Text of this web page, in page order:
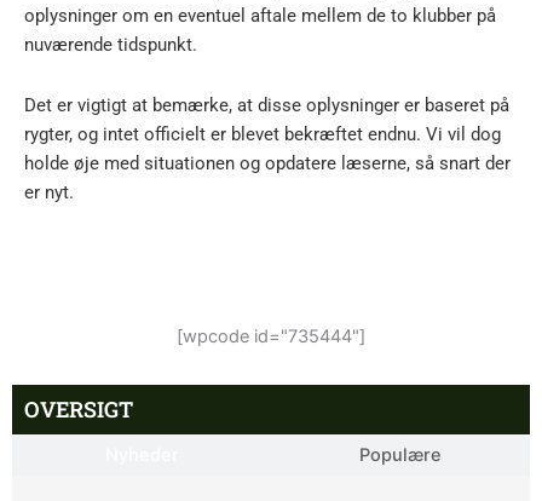
oplysninger om en eventuel aftale mellem de to klubber på
nuværende tidspunkt.
Det er vigtigt at bemærke, at disse oplysninger er baseret på
rygter, og intet officielt er blevet bekræftet endnu. Vi vil dog
holde øje med situationen og opdatere læserne, så snart der
er nyt.
[wpcode id="735444"]
OVERSIGT
Populære